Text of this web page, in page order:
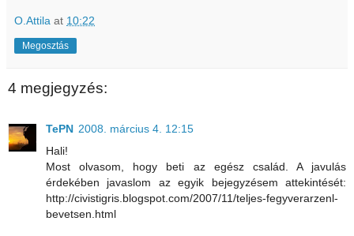
O.Attila at 10:22
Megosztás
4 megjegyzés:
TePN 2008. március 4. 12:15
Hali!
Most olvasom, hogy beti az egész család. A javulás
érdekében javaslom az egyik bejegyzésem attekintését:
http://civistigris.blogspot.com/2007/11/teljes-fegyverarzenl-
bevetsen.html